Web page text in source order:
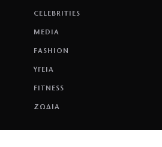
CELEBRITIES
MEDIA
FASHION
ΥΓΕΙΑ
FITNESS
ΖΩΔΙΑ